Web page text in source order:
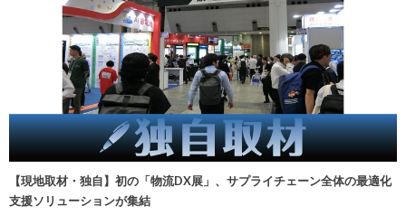
【現地取材・独自】初の「物流DX展」、サプライチェーン全体の最適化
支援ソリューションが集結